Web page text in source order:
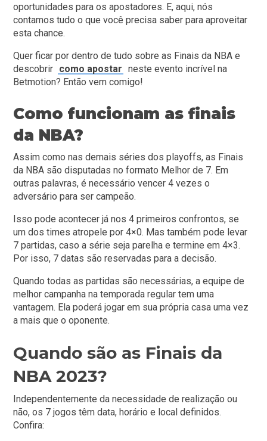
oportunidades para os apostadores. E, aqui, nós
contamos tudo o que você precisa saber para aproveitar
esta chance.
Quer ficar por dentro de tudo sobre as Finais da NBA e
descobrir como apostar neste evento incrível na
Betmotion? Então vem comigo!
Como funcionam as finais
da NBA?
Assim como nas demais séries dos playoffs, as Finais
da NBA são disputadas no formato Melhor de 7. Em
outras palavras, é necessário vencer 4 vezes o
adversário para ser campeão.
Isso pode acontecer já nos 4 primeiros confrontos, se
um dos times atropele por 4×0. Mas também pode levar
7 partidas, caso a série seja parelha e termine em 4×3.
Por isso, 7 datas são reservadas para a decisão.
Quando todas as partidas são necessárias, a equipe de
melhor campanha na temporada regular tem uma
vantagem. Ela poderá jogar em sua própria casa uma vez
a mais que o oponente.
Quando são as Finais da
NBA 2023?
Independentemente da necessidade de realização ou
não, os 7 jogos têm data, horário e local definidos.
Confira: